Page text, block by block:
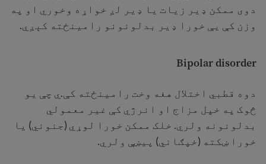
دوی ممکن ډیر زيات یا ډیر لږ خواړه وخوري او په
وزن کې يې خورا ډیر بدلونونو رامينځته کېږي.
Bipolardisorder
دوه قطبي اختلال هغه وخت رامينځته کې.ي چې یو
څوک په خپل مزاج او انرژي کې غیر معمولي
بدلونونه ولري. خلک ممکن خورا لوړي (جنوني) یا
خورا ښکته (خپګاني) پیښې ولري.